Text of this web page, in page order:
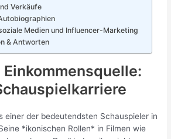
Verkäufe
Medien und Influencer-Marketing
& Antworten
einer der bedeutendsten Schauspieler in
*ikonischen Rollen* in Filmen wie